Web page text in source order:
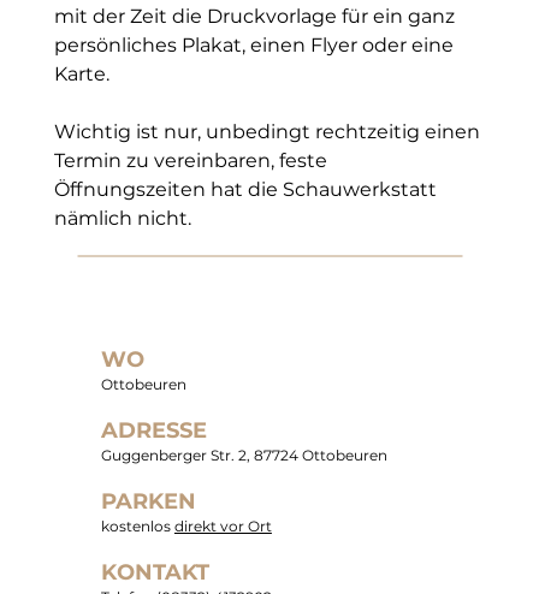
mit der Zeit die Druckvorlage für ein ganz
persönliches Plakat, einen Flyer oder eine
Karte.
Wichtig ist nur, unbedingt rechtzeitig einen
Termin zu vereinbaren, feste
Öffnungszeiten hat die Schauwerkstatt
nämlich nicht.
WO
Ottobeuren
ADRESSE
Guggenberger Str. 2, 87724 Ottobeuren
PARKEN
kostenlos direkt vor Ort
KONTAKT